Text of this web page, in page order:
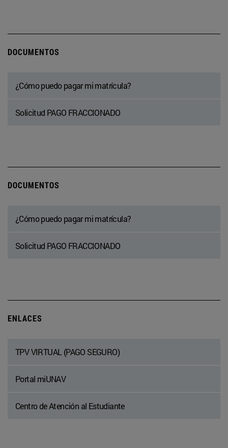
DOCUMENTOS
¿Cómo puedo pagar mi matrícula?
Solicitud PAGO FRACCIONADO
DOCUMENTOS
¿Cómo puedo pagar mi matrícula?
Solicitud PAGO FRACCIONADO
ENLACES
TPV VIRTUAL (PAGO SEGURO)
Portal miUNAV
Centro de Atención al Estudiante